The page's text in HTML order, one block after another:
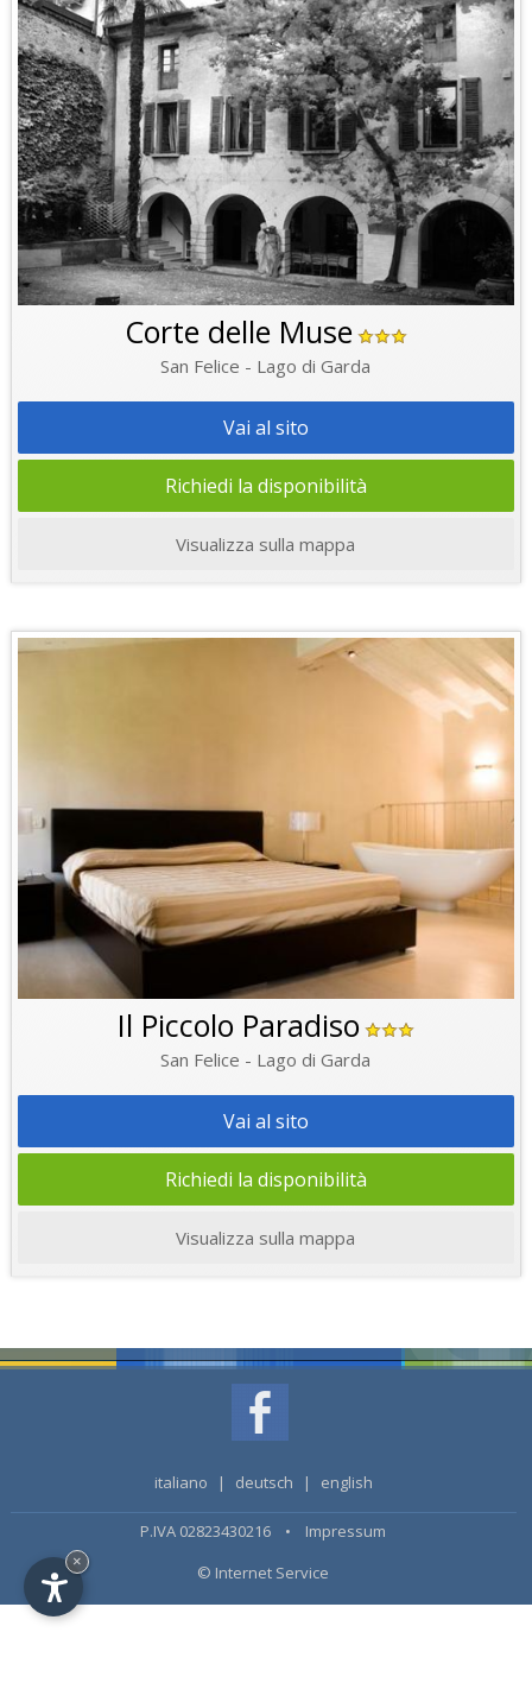
Corte delle Muse
San Felice - Lago di Garda
Vai al sito
Richiedi la disponibilità
Visualizza sulla mappa
Il Piccolo Paradiso
San Felice - Lago di Garda
Vai al sito
Richiedi la disponibilità
Visualizza sulla mappa
italiano | deutsch | english
P.IVA 02823430216 • Impressum
© Internet Service
×